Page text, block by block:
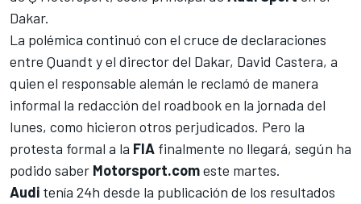
Dakar.
La polémica continuó con el cruce de declaraciones
entre Quandt y el director del Dakar, David Castera, a
quien el responsable alemán le reclamó de manera
informal la redacción del roadbook en la jornada del
lunes, como hicieron otros perjudicados. Pero la
protesta formal a la FIA finalmente no llegará, según ha
podido saber Motorsport.comeste martes.
Audi tenía 24h desde la publicación de los resultados